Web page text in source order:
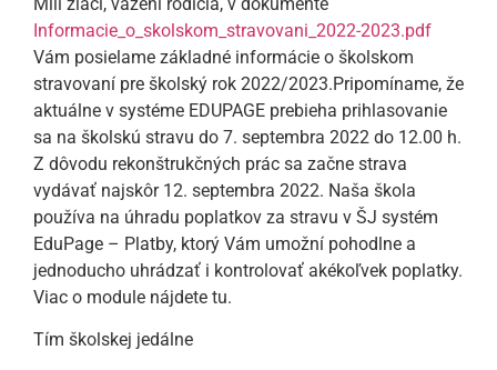
Informacie_o_skolskom_stravovani_2022-2023.pdf
Vám posielame základné informácie o školskom
stravovaní pre školský rok 2022/2023.Pripomíname, že
aktuálne v systéme EDUPAGE prebieha prihlasovanie
sa na školskú stravu do 7. septembra 2022 do 12.00 h.
Z dôvodu rekonštrukčných prác sa začne strava
vydávať najskôr 12. septembra 2022. Naša škola
používa na úhradu poplatkov za stravu v ŠJ systém
EduPage – Platby, ktorý Vám umožní pohodlne a
jednoducho uhrádzať i kontrolovať akékoľvek poplatky.
Viac o module nájdete tu.
Tím školskej jedálne